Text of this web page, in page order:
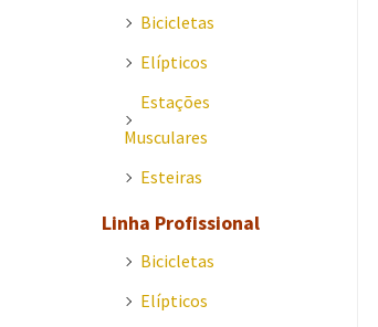
Bicicletas
Elípticos
Estações
Musculares
Esteiras
Linha Profissional
Bicicletas
Elípticos